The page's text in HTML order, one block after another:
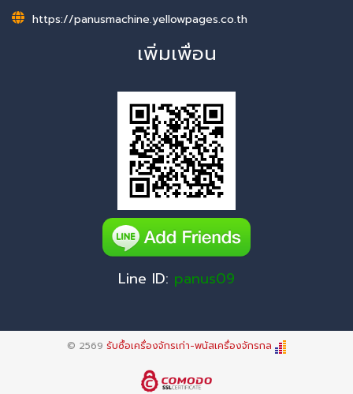
https://panusmachine.yellowpages.co.th
เพิ่มเพื่อน
Line ID: panus09
© 2569 รับซื้อเครื่องจักรเก่า-พนัสเครื่องจักรกล